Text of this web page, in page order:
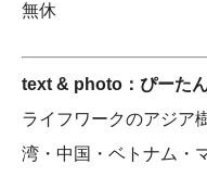
無休
text & photo：ぴーた
ライフワークのアジア
湾・中国・ベトナム・